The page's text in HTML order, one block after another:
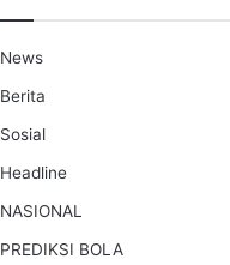
News
Berita
Sosial
Headline
NASIONAL
PREDIKSI BOLA